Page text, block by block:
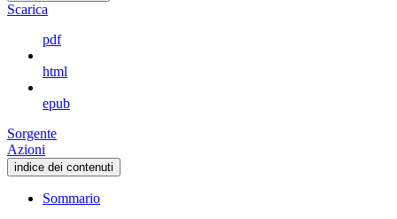
Scarica
pdf
html
epub
Sorgente
Azioni
indice dei contenuti
Sommario